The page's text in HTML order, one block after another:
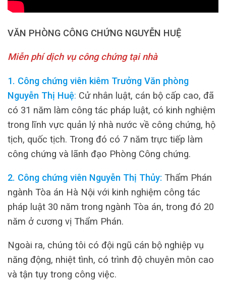
VĂN PHÒNG CÔNG CHỨNG NGUYỄN HUỆ
Miễn phí dịch vụ công chứng tại nhà
1. Công chứng viên kiêm Trưởng Văn phòng
Nguyễn Thị Huệ: Cử nhân luật, cán bộ cấp cao, đã
có 31 năm làm công tác pháp luật, có kinh nghiệm
trong lĩnh vực quản lý nhà nước về công chứng, hộ
tịch, quốc tịch. Trong đó có 7 năm trực tiếp làm
công chứng và lãnh đạo Phòng Công chứng.
2. Công chứng viên Nguyễn Thị Thủy: Thẩm Phán
ngành Tòa án Hà Nội với kinh nghiệm công tác
pháp luật 30 năm trong ngành Tòa án, trong đó 20
năm ở cương vị Thẩm Phán.
Ngoài ra, chúng tôi có đội ngũ cán bộ nghiệp vụ
năng động, nhiệt tình, có trình độ chuyên môn cao
và tận tụy trong công việc.